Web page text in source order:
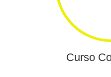
Curso